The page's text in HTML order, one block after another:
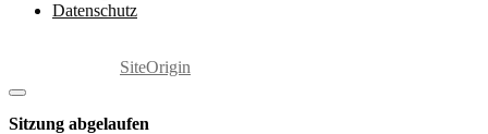
Datenschutz
SiteOrigin
Dialog
schließen
Sitzung abgelaufen